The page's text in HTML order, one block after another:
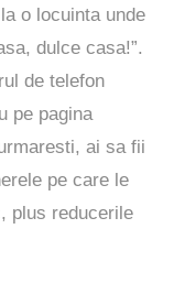
o locuinta unde
dulce casa!”.
de telefon
pe pagina
ai sa fii
pe care le
plus reducerile